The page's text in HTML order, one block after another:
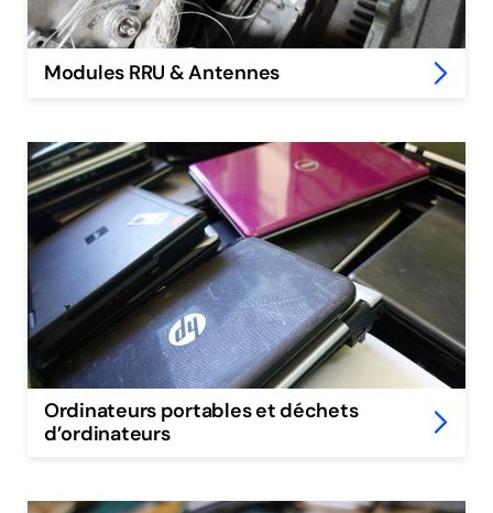
Modules RRU & Antennes
Ordinateurs portables et déchets
d’ordinateurs